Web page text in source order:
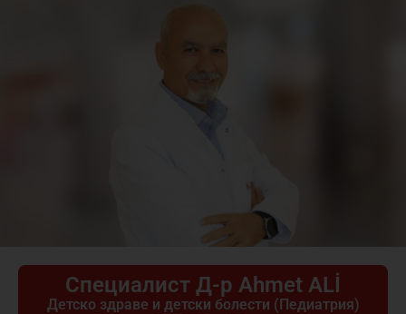
Специалист Д-р Ahmet ALİ
Детско здраве и детски болести (Педиатрия)